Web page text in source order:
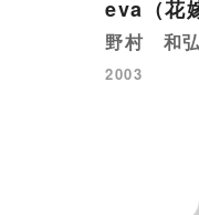
eva（花
野村 和
2003